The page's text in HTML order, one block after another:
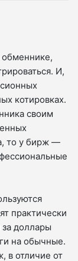
И,
котировках.
своим
то у бирж —
практически
доллары
на обычные.
в отличие от